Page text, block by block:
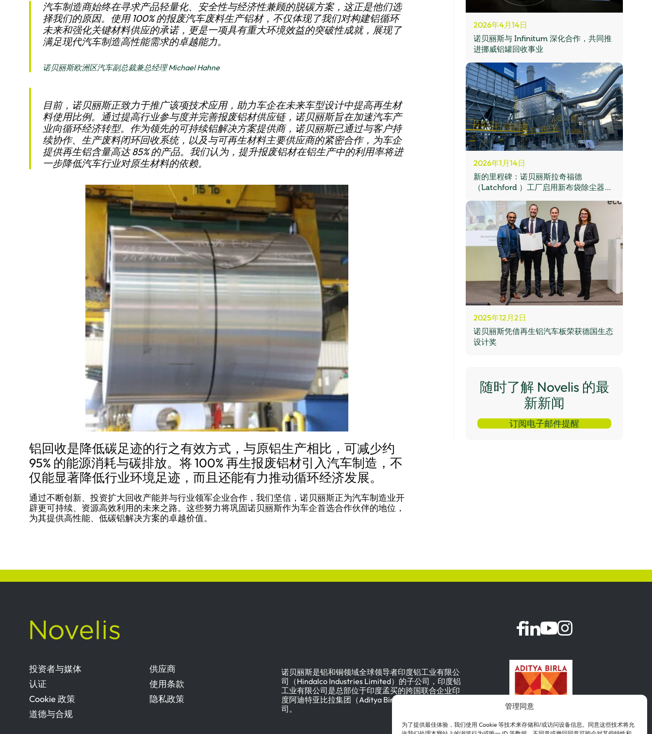
管理同意
为了提供最佳体验，我们使用 Cookie 等技术来存储和/或访问设备信息。同意这些技术将允
汽车制造商始终在寻求产品轻量化、安全性与经济性兼顾的脱碳方案，这正是他们选
择我们的原因。使用 100% 的报废汽车废料生产铝材，不仅体现了我们对构建铝循环
未来和强化关键材料供应的承诺，更是一项具有重大环境效益的突破性成就，展现了
满足现代汽车制造高性能需求的卓越能力。
诺贝丽斯欧洲区汽车副总裁兼总经理 Michael Hahne
目前，诺贝丽斯正致力于推广该项技术应用，助力车企在未来车型设计中提高再生材
料使用比例。通过提高行业参与度并完善报废铝材供应链，诺贝丽斯旨在加速汽车产
业向循环经济转型。作为领先的可持续铝解决方案提供商，诺贝丽斯已通过与客户持
续协作、生产废料闭环回收系统，以及与可再生材料主要供应商的紧密合作，为车企
提供再生铝含量高达 85% 的产品。我们认为，提升报废铝材在铝生产中的利用率将进
一步降低汽车行业对原生材料的依赖。
铝回收是降低碳足迹的行之有效方式，与原铝生产相比，可减少约
95% 的能源消耗与碳排放。将 100% 再生报废铝材引入汽车制造，不
仅能显著降低行业环境足迹，而且还能有力推动循环经济发展。
通过不断创新、投资扩大回收产能并与行业领军企业合作，我们坚信，诺贝丽斯正为汽车制造业开
辟更可持续、资源高效利用的未来之路。这些努力将巩固诺贝丽斯作为车企首选合作伙伴的地位，
为其提供高性能、低碳铝解决方案的卓越价值。
2026年4月14日
诺贝丽斯与 Infinitum 深化合作，共同推
进挪威铝罐回收事业
2026年1月14日
新的里程碑：诺贝丽斯拉奇福德
（Latchford ）工厂启用新布袋除尘器，
2025年12月2日
诺贝丽斯凭借再生铝汽车板荣获德国生态
设计奖
随时了解 Novelis 的最
新新闻
订阅电子邮件提醒
投资者与媒体
供应商
认证
使用条款
Cookie 政策
隐私政策
道德与合规
诺贝丽斯是铝和铜领域全球领导者印度铝工业有限公
司（Hindalco Industries Limited）的子公司，印度铝
工业有限公司是总部位于印度孟买的跨国联合企业印
度阿迪特亚比拉集团（Aditya Birla Group）的旗舰公
司。